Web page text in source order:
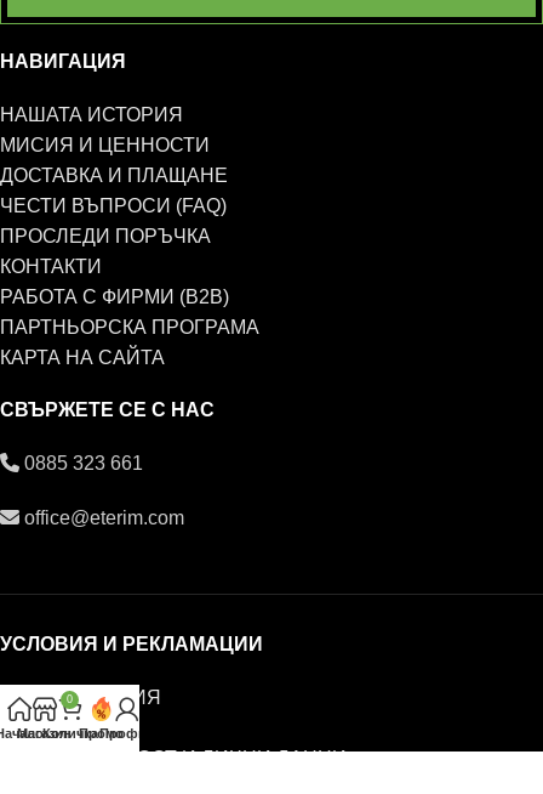
НАВИГАЦИЯ
НАШАТА ИСТОРИЯ
МИСИЯ И ЦЕННОСТИ
ДОСТАВКА И ПЛАЩАНЕ
ЧЕСТИ ВЪПРОСИ (FAQ)
ПРОСЛЕДИ ПОРЪЧКА
КОНТАКТИ
РАБОТА С ФИРМИ (B2B)
ПАРТНЬОРСКА ПРОГРАМА
КАРТА НА САЙТА
СВЪРЖЕТЕ СЕ С НАС
0885 323 661
office@eterim.com
УСЛОВИЯ И РЕКЛАМАЦИИ
ОБЩИ УСЛОВИЯ
РЕКЛАМАЦИИ
ПОВЕРИТЕЛНОСТ И ЛИЧНИ ДАННИ
Магазин
0
КоличкаПромоПрофил